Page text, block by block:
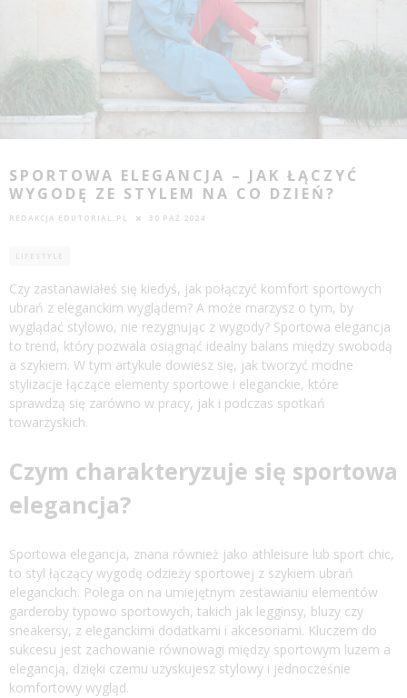
SPORTOWA ELEGANCJA – JAK ŁĄCZYĆ
WYGODĘ ZE STYLEM NA CO DZIEŃ?
REDAKCJA EDUTORIAL.PL 30 PAŹ 2024
LIFESTYLE
Czy zastanawiałeś się kiedyś, jak połączyć komfort sportowych
ubrań z eleganckim wyglądem? A może marzysz o tym, by
wyglądać stylowo, nie rezygnując z wygody? Sportowa elegancja
to trend, który pozwala osiągnąć idealny balans między swobodą
a szykiem. W tym artykule dowiesz się, jak tworzyć modne
stylizacje łączące elementy sportowe i eleganckie, które
sprawdzą się zarówno w pracy, jak i podczas spotkań
towarzyskich.
Czym charakteryzuje się sportowa
elegancja?
Sportowa elegancja, znana również jako athleisure lub sport chic,
to styl łączący wygodę odzieży sportowej z szykiem ubrań
eleganckich. Polega on na umiejętnym zestawianiu elementów
garderoby typowo sportowych, takich jak legginsy, bluzy czy
sneakersy, z eleganckimi dodatkami i akcesoriami. Kluczem do
sukcesu jest zachowanie równowagi między sportowym luzem a
elegancją, dzięki czemu uzyskujesz stylowy i jednocześnie
komfortowy wygląd.